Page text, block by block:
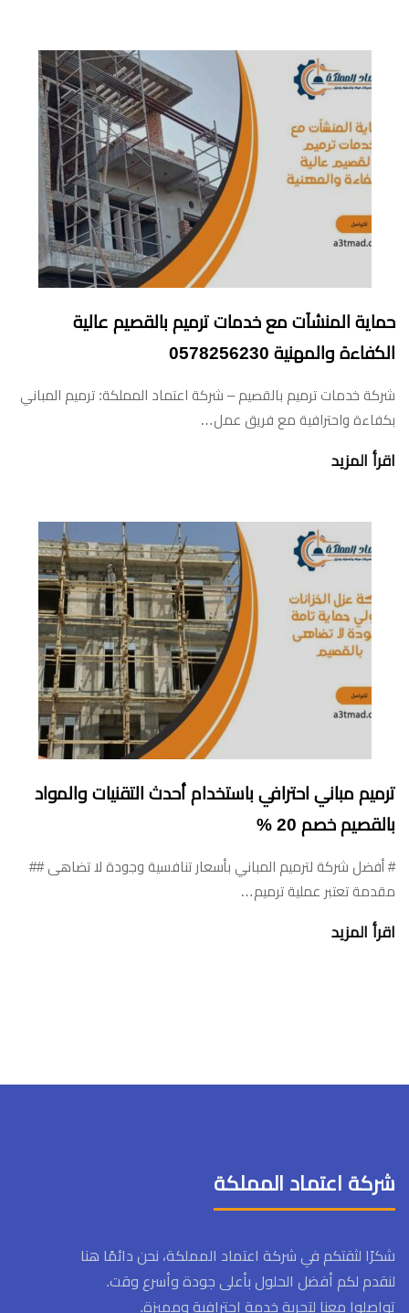
حماية المنشآت مع خدمات ترميم بالقصيم عالية
الكفاءة والمهنية 0578256230
شركة خدمات ترميم بالقصيم – شركة اعتماد المملكة: ترميم المباني
بكفاءة واحترافية مع فريق عمل…
اقرأ المزيد
ترميم مباني احترافي باستخدام أحدث التقنيات والمواد
بالقصيم خصم 20 %
# أفضل شركة لترميم المباني بأسعار تنافسية وجودة لا تضاهى ##
مقدمة تعتبر عملية ترميم…
اقرأ المزيد
شركة اعتماد المملكة
شكرًا لثقتكم في شركة اعتماد المملكة، نحن دائمًا هنا
لنقدم لكم أفضل الحلول بأعلى جودة وأسرع وقت.
تواصلوا معنا لتجربة خدمة احترافية ومميزة.